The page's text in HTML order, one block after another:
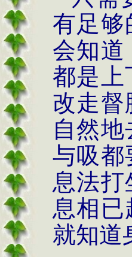
有足够
会知道
都是上
改走督
自然
与吸都
息法打
息相已
就知道